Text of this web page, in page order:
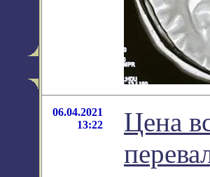
06.04.2021
13:22
Цена